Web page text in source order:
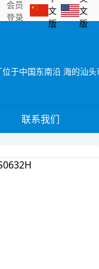
会员
登录
文
版
文
版
联系我们